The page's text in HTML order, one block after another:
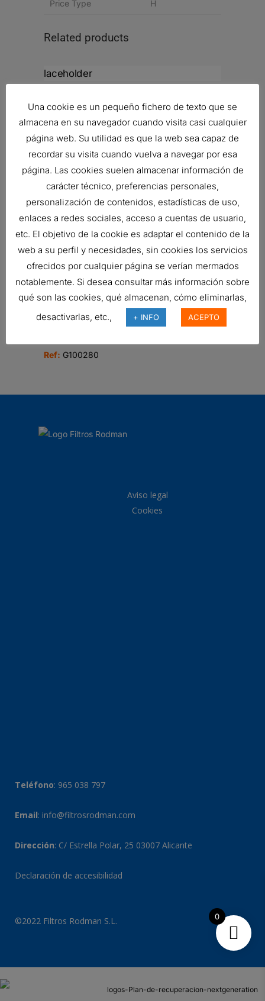
Price Type H
Related products
Ref:G140323
427,57€
Ref:G112501
231,30€
Ref: B100121
FILTRO DE AIRE, FPG RADIALSEAL
Ref: G100280
Aviso legal
Cookies
Teléfono: 965 038 797
Email: info@filtrosrodman.com
Dirección: C/ Estrella Polar, 25 03007 Alicante
Declaración de accesibilidad
©2022 Filtros Rodman S.L.
Una cookie es un pequeño fichero de texto que se
almacena en su navegador cuando visita casi cualquier
página web. Su utilidad es que la web sea capaz de
recordar su visita cuando vuelva a navegar por esa
página. Las cookies suelen almacenar información de
carácter técnico, preferencias personales,
personalización de contenidos, estadísticas de uso,
enlaces a redes sociales, acceso a cuentas de usuario,
etc. El objetivo de la cookie es adaptar el contenido de la
web a su perfil y necesidades, sin cookies los servicios
ofrecidos por cualquier página se verían mermados
notablemente. Si desea consultar más información sobre
qué son las cookies, qué almacenan, cómo eliminarlas,
desactivarlas, etc.,
+ INFO ACEPTO
0